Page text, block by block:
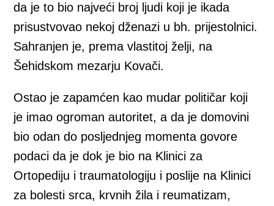
da je to bio najveći broj ljudi koji je ikada
prisustvovao nekoj dženazi u bh. prijestolnici.
Sahranjen je, prema vlastitoj želji, na
Šehidskom mezarju Kovači.
Ostao je zapamćen kao mudar političar koji
je imao ogroman autoritet, a da je domovini
bio odan do posljednjeg momenta govore
podaci da je dok je bio na Klinici za
Ortopediju i traumatologiju i poslije na Klinici
za bolesti srca, krvnih žila i reumatizam,